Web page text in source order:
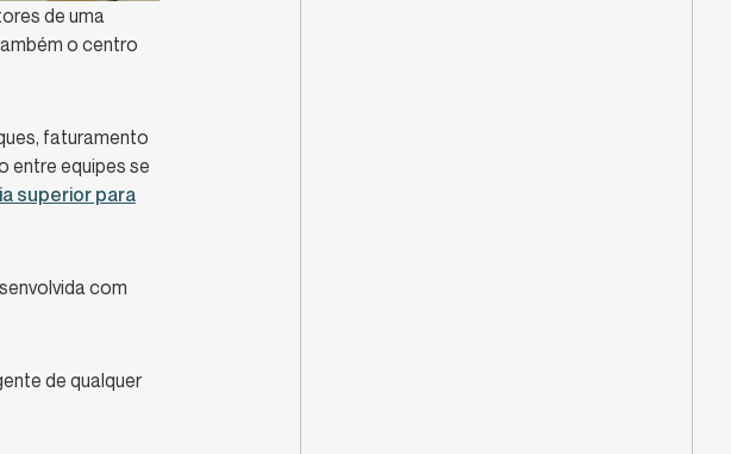
de uma
o centro
faturamento
entre equipes se
superior para
com
de qualquer